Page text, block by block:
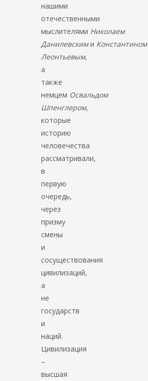
нашими
отечественными
мыслителями Николаем
Данилевскими Константином
Леонтьевым,
а
также
немцем Освальдом
Шпенглером,
которые
историю
человечества
рассматривали,
в
первую
очередь,
через
призму
смены
и
сосуществования
цивилизаций,
а
не
государств
и
наций.
Цивилизация
–
высшая